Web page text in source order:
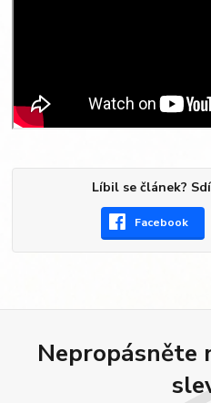
Líbil se článek?
Facebook
Nepropásněte